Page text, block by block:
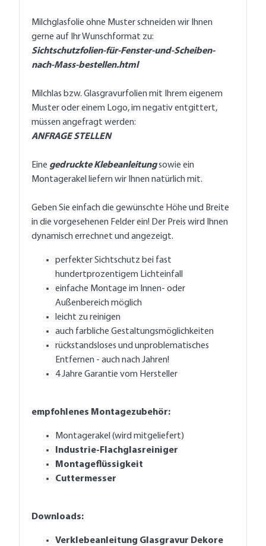
Milchglasfolie ohne Muster schneiden wir Ihnen
gerne auf Ihr Wunschformat zu:
Sichtschutzfolien-für-Fenster-und-Scheiben-
nach-Mass-bestellen.html
Milchlas bzw. Glasgravurfolien mit Ihrem eigenem
Muster oder einem Logo, im negativ entgittert,
müssen angefragt werden:
ANFRAGE STELLEN
Eine gedruckte Klebeanleitungsowie ein
Montagerakel liefern wir Ihnen natürlich mit.
Geben Sie einfach die gewünschte Höhe und Breite
in die vorgesehenen Felder ein! Der Preis wird Ihnen
dynamisch errechnet und angezeigt.
perfekter Sichtschutz bei fast
hundertprozentigem Lichteinfall
einfache Montage im Innen- oder
Außenbereich möglich
leicht zu reinigen
auch farbliche Gestaltungsmöglichkeiten
rückstandsloses und unproblematisches
Entfernen - auch nach Jahren!
4 Jahre Garantie vom Hersteller
empfohlenes Montagezubehör:
Montagerakel (wird mitgeliefert)
Industrie-Flachglasreiniger
Montageflüssigkeit
Cuttermesser
Downloads:
Verklebeanleitung Glasgravur Dekore